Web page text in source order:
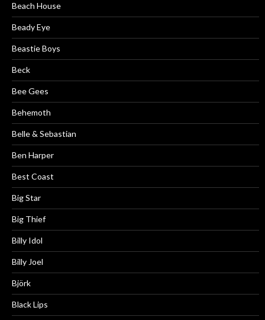
Beach House
Beady Eye
Beastie Boys
Beck
Bee Gees
Behemoth
Belle & Sebastian
Ben Harper
Best Coast
Big Star
Big Thief
Billy Idol
Billy Joel
Björk
Black Lips